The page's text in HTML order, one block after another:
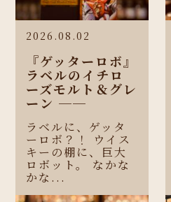
2026.08.02
『ゲッターロボ』
ラベルのイチロ
ーズモルト＆グレ
ーン ──
ラベルに、ゲッタ
ーロボ？！ ウイス
キーの棚に、巨大
ロボット。 なかな
かな...